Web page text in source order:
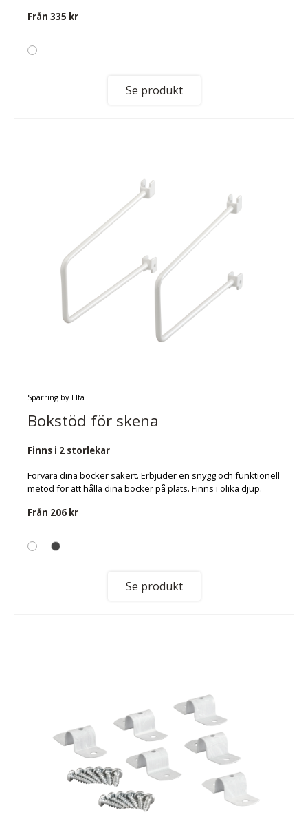
Från 335 kr
Se produkt
Sparring by Elfa
Bokstöd för skena
Finns i 2 storlekar
Förvara dina böcker säkert. Erbjuder en snygg och funktionell
metod för att hålla dina böcker på plats. Finns i olika djup.
Från 206 kr
Se produkt